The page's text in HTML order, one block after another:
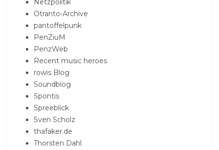
Netzpolitik
Otranto-Archive
pantoffelpunk
PenZiuM
PenzWeb
Recent music heroes
rowis Blog
Soundblog
Spontis
Spreeblick
Sven Scholz
thafaker.de
Thorsten Dahl